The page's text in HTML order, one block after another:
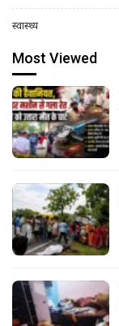
स्वास्थ्य
Most Viewed